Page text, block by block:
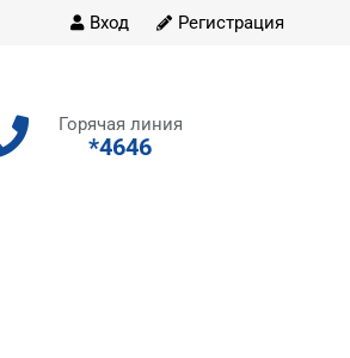
Вход Регистрация
Горячая линия
*4646